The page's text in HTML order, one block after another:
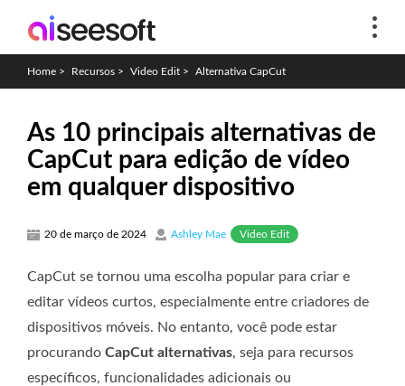
Home > Recursos > Video Edit > Alternativa CapCut
As 10 principais alternativas de
CapCut para edição de vídeo
em qualquer dispositivo
20 de março de 2024 Ashley Mae Video Edit
CapCut se tornou uma escolha popular para criar e
editar vídeos curtos, especialmente entre criadores de
dispositivos móveis. No entanto, você pode estar
procurando CapCut alternativas, seja para recursos
específicos, funcionalidades adicionais ou